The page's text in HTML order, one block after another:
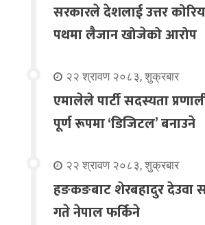
सरकारले देशलाई उत्तर
पथमा लैजान खोजेको आरोप
२२ श्रावण २०८३, शुक्रबार
एमालेले पार्टी सदस्यता
पूर्ण रूपमा ‘डिजिटल’ बनाउने
२२ श्रावण २०८३, शुक्रबार
हङकङबाट शेरबहादुर देउवा
गते नेपाल फर्किने